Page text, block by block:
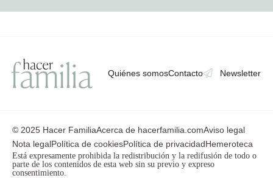
Quiénes somosContacto Newsletter
© 2025 Hacer FamiliaAcerca de hacerfamilia.comAviso legal
Nota legalPolítica de cookiesPolítica de privacidadHemeroteca
Está expresamente prohibida la redistribución y la redifusión de todo o
parte de los contenidos de esta web sin su previo y expreso
consentimiento.